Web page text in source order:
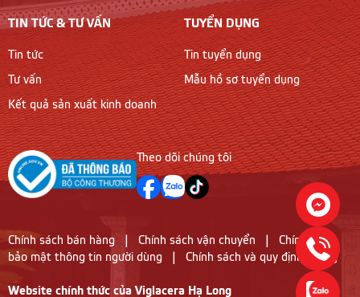
TIN TỨC & TƯ VẤN
Tin tức
Tư vấn
Kết quả sản xuất kinh doanh
TUYỂN DỤNG
Tin tuyển dụng
Mẫu hồ sơ tuyển dụng
Theo dõi chúng tôi
Chính sách bán hàng Chính sách vận chuyển
Chính sách
bảo mật thông tin người dùng
Chính sách và quy định chung
Website chính thức của Viglacera Hạ Long